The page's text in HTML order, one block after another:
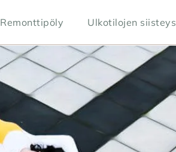
Remonttipöly Ulkotilojen siisteys